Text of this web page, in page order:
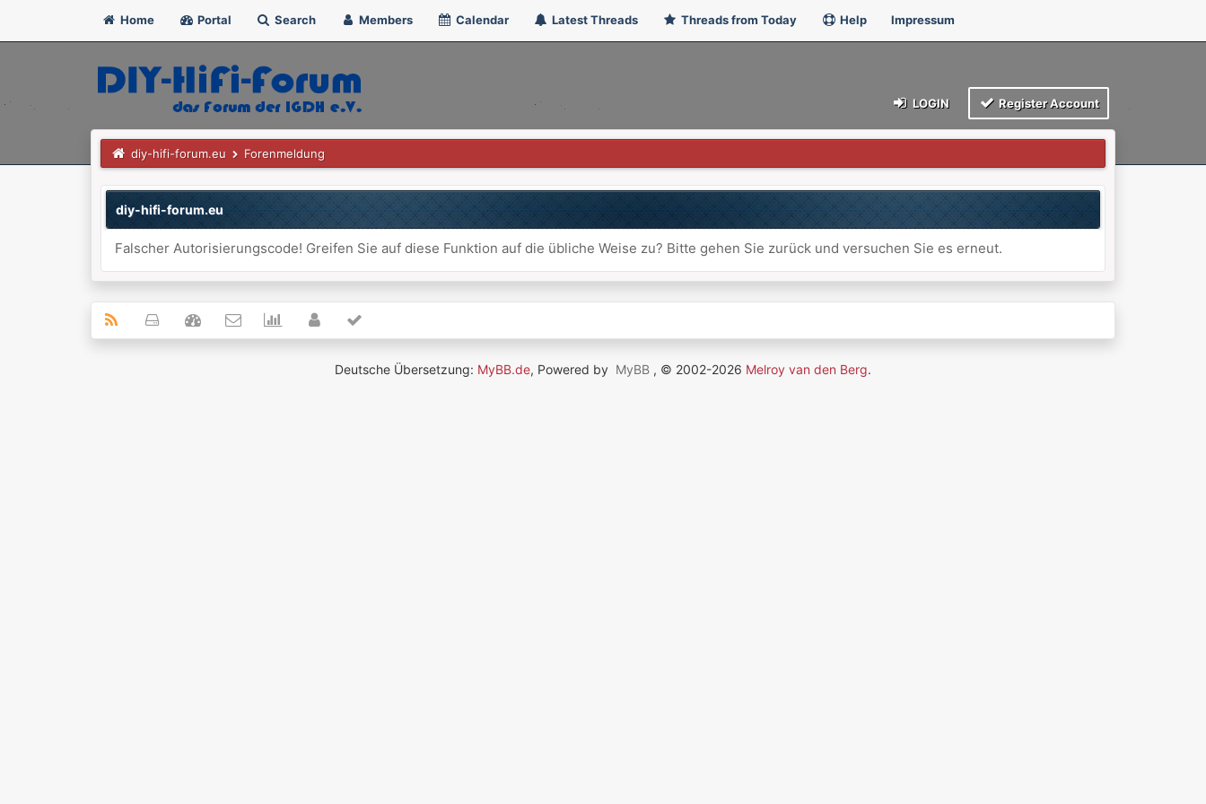
Home Portal Search Members Calendar Latest Threads Threads from Today Help Impressum
LOGIN Register Account
diy-hifi-forum.eu Forenmeldung
diy-hifi-forum.eu
Falscher Autorisierungscode! Greifen Sie auf diese Funktion auf die übliche Weise zu? Bitte gehen Sie zurück und versuchen Sie es erneut.
Deutsche Übersetzung: MyBB.de, Powered by MyBB , © 2002-2026 Melroy van den Berg.